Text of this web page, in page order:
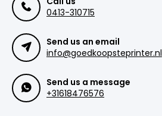
0413-310715
Send us an email
info@goedkoopsteprinter.nl
Send us a message
+31618476576